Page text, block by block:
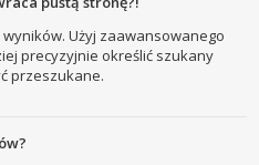
Użyj zaawansowanego
precyzyjnie określić szukany
przeszukane.